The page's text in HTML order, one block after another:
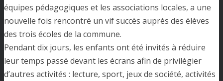
équipes pédagogiques et les associations locales, a une
nouvelle fois rencontré un vif succès auprès des élèves
des trois écoles de la commune.
Pendant dix jours, les enfants ont été invités à réduire
leur temps passé devant les écrans afin de privilégier
d’autres activités : lecture, sport, jeux de société, activités